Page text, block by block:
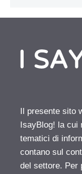
Il presente sito
IsayBlog! la cui
tematici di
contano sul
del settore. Per